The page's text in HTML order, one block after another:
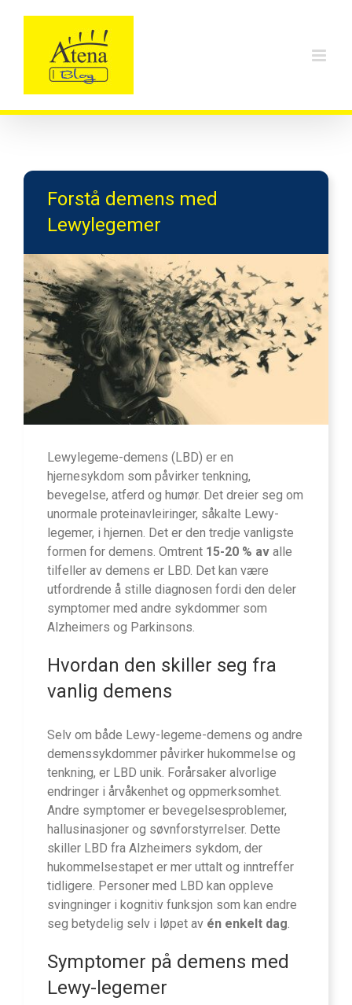
Forstå demens med
Lewylegemer
Lewylegeme-demens (LBD) er en
hjernesykdom som påvirker tenkning,
bevegelse, atferd og humør. Det dreier seg om
unormale proteinavleiringer, såkalte Lewy-
legemer, i hjernen. Det er den tredje vanligste
formen for demens. Omtrent 15-20 % av alle
tilfeller av demens er LBD. Det kan være
utfordrende å stille diagnosen fordi den deler
symptomer med andre sykdommer som
Alzheimers og Parkinsons.
Hvordan den skiller seg fra
vanlig demens
Selv om både Lewy-legeme-demens og andre
demenssykdommer påvirker hukommelse og
tenkning, er LBD unik. Forårsaker alvorlige
endringer i årvåkenhet og oppmerksomhet.
Andre symptomer er bevegelsesproblemer,
hallusinasjoner og søvnforstyrrelser. Dette
skiller LBD fra Alzheimers sykdom, der
hukommelsestapet er mer uttalt og inntreffer
tidligere. Personer med LBD kan oppleve
svingninger i kognitiv funksjon som kan endre
seg betydelig selv i løpet av én enkelt dag
Symptomer på demens med
Lewy-legemer